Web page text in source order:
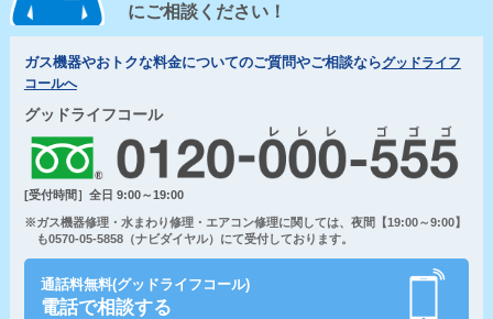
にご相談ください！
ガス機器やおトクな料金についてのご質問やご相談ならグッドライフ
コールへ
グッドライフコール
[受付時間］全日 9:00～19:00
※ガス機器修理・水まわり修理・エアコン修理に関しては、夜間【19:00～9:00】
も0570-05-5858（ナビダイヤル）にて受付しております。
通話料無料(グッドライフコール)
電話で相談する